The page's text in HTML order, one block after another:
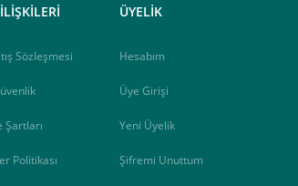
Sözleşmesi
Şartları
Politikası
ÜYELİK
Hesabım
Üye Girişi
Yeni Üyelik
Şifremi Unuttum